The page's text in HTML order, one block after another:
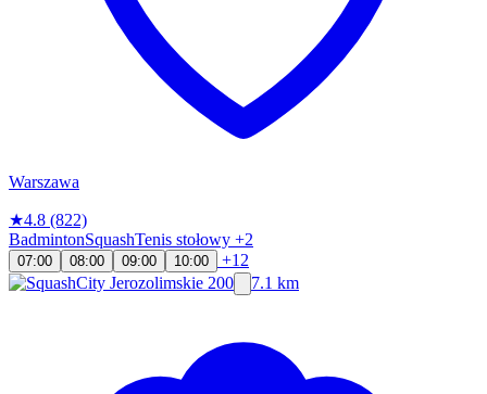
Warszawa
★4.8 (822)
BadmintonSquashTenis stołowy +2
07:00 08:00 09:00 10:00
+12
7.1 km